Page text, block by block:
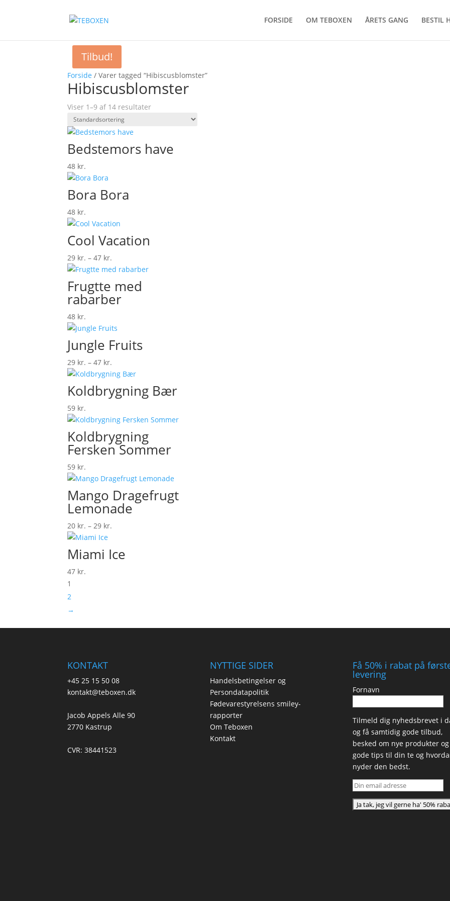
FORSIDE OM TEBOXEN ÅRETS GANG BESTIL
Forside / Varer tagged “Hibiscusblomster”
Hibiscusblomster
Viser 1–9 af 14 resultater
Bedstemors have
48 kr.
Bora Bora
48 kr.
Cool Vacation
29 kr. – 47 kr.
29 kr.
47 kr.
Frugtte med
rabarber
48 kr.
Jungle Fruits
29 kr. – 47 kr.
29 kr.
47 kr.
Koldbrygning Bær
59 kr.
Koldbrygning
Fersken Sommer
59 kr.
Tilbud!
Mango Dragefrugt
Lemonade
20 kr. – 29 kr.
29 kr.
Miami Ice
47 kr.
1
2
→
KONTAKT
+45 25 15 50 08
kontakt@teboxen.dk
Jacob Appels Alle 90
2770 Kastrup
CVR: 38441523
NYTTIGE SIDER
Handelsbetingelser og
Persondatapolitik
Fødevarestyrelsens smiley-
rapporter
Om Teboxen
Kontakt
Få 50% i rabat på
levering
Fornavn
Tilmeld dig nyhedsbrevet i
og få samtidig gode tilbud,
besked om nye produkter og
gode tips til din te og
nyder den bedst.